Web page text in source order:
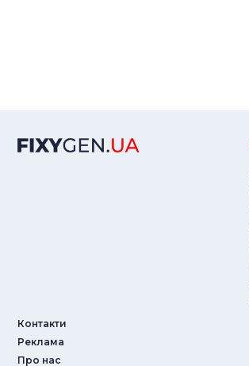
Контакти
Реклама
Про нас